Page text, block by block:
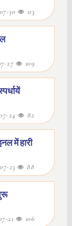
30 113
27 109
24 82
में हारी
23 88
21 106